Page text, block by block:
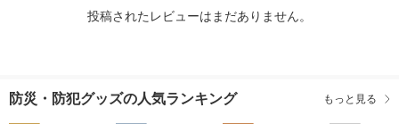
投稿されたレビューはまだありません。
防災・防犯グッズの人気ランキング もっと見る